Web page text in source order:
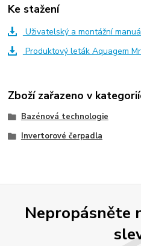
Ke stažení
Uživatelský a montážní
Produktový leták Aquagem
Zboží zařazeno v
Bazénová technologie
Invertorové čerpadla
Nepropásněte